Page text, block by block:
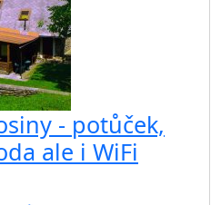
- potůček,
ale i WiFi